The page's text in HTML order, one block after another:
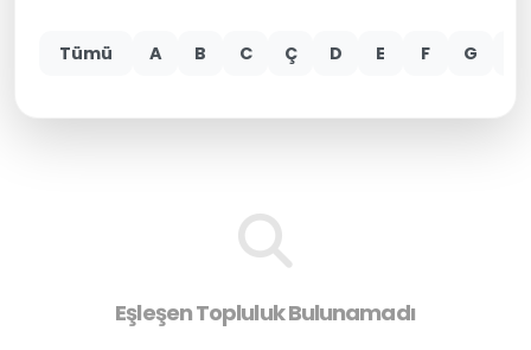
Tümü A B C Ç D E F G
Eşleşen Topluluk Bulunamadı